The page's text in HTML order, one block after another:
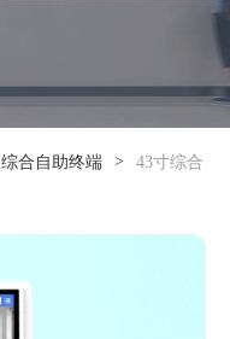
综合自助终端 > 43寸综合自